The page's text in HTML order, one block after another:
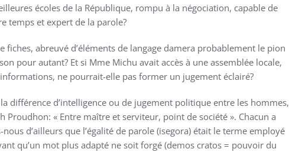
écoles de la République, rompu à la négociation, capable de
temps et expert de la parole?
fiches, abreuvé d’éléments de langage damera probablement le pion
pour autant? Et si Mme Michu avait accès à une assemblée locale,
informations, ne pourrait-elle pas former un jugement éclairé?
différence d’intelligence ou de jugement politique entre les hommes,
Proudhon: « Entre maître et serviteur, point de société ». Chacun a
nous d’ailleurs que l’égalité de parole (isegora) était le terme employé
qu’un mot plus adapté ne soit forgé (demos cratos = pouvoir du